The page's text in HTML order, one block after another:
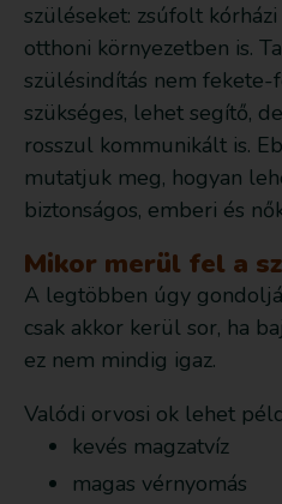
szüléseket: zsúfolt
otthoni környezetben is.
szülésindítás nem fekete-
szükséges, lehet segítő,
rosszul kommunikált is.
mutatjuk meg, hogyan
biztonságos, emberi és
Mikor merül fel a
A legtöbben úgy
csak akkor kerül sor, ha
ez nem mindig igaz.
Valódi orvosi ok lehet
kevés magzatvíz
magas vérnyomás